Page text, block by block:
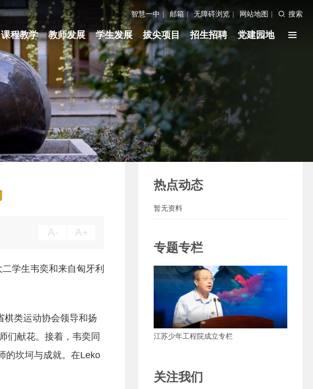
智慧一中 | 邮箱 | 无障碍浏览 | 网站地图 | 搜索
课程教学 教师发展 学生发展 拔尖项目 招生招聘 党建园地
A- A+
学生韦奕和来自匈牙利
棋类运动协会领导和扬
们献花。接着，韦奕同
的坎坷与成就。在Leko
热点动态
暂无资料
专题专栏
为党育人 为国育才 培养拥有“四个自信”的